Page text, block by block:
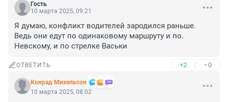
Гость
10 марта 2025, 09:21
Я думаю, конфликт водителей зародился раньше.
Ведь они едут по одинаковому маршруту и по.
Невскому, и по стрелке Васьки
ОТВЕТИТЬ +2 –0
Конрад Михельсон
10 марта 2025, 08:02